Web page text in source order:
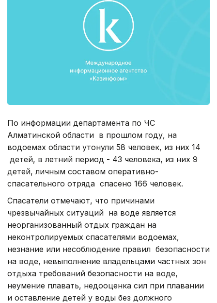
По информации департамента по ЧС
Алматинской области в прошлом году, на
водоемах области утонули 58 человек, из них 14
детей, в летний период - 43 человека, из них 9
детей, личным составом оперативно-
спасательного отряда спасено 166 человек.
Спасатели отмечают, что причинами
чрезвычайных ситуаций на воде является
неорганизованный отдых граждан на
неконтролируемых спасателями водоемах,
незнание или несоблюдение правил безопасности
на воде, невыполнение владельцами частных зон
отдыха требований безопасности на воде,
неумение плавать, недооценка сил при плавании
и оставление детей у воды без должного